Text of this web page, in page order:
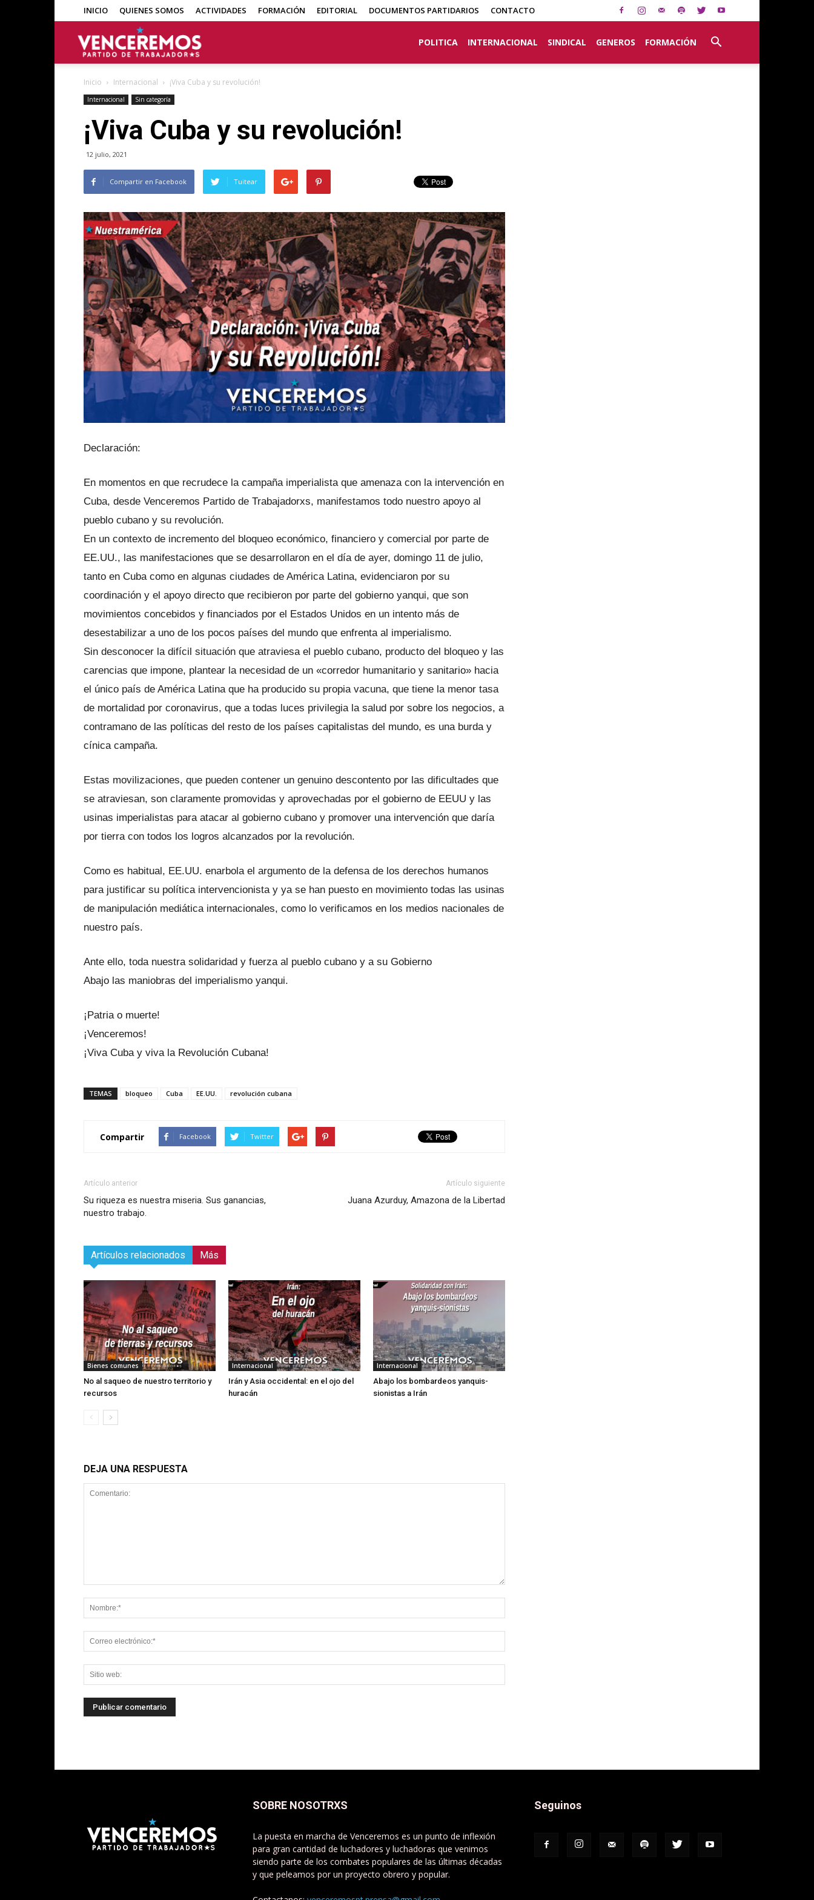
INICIO QUIENES SOMOS ACTIVIDADES FORMACIÓN EDITORIAL DOCUMENTOS PARTIDARIOS CONTACTO
POLITICA INTERNACIONAL SINDICAL GENEROS FORMACIÓN
Inicio Internacional ¡Viva Cuba y su revolución!
Internacional Sin categoría
¡Viva Cuba y su revolución!
12 julio, 2021
Compartir en Facebook Tuitear
Declaración:
En momentos en que recrudece la campaña imperialista que amenaza con la intervención en
Cuba, desde Venceremos Partido de Trabajadorxs, manifestamos todo nuestro apoyo al
pueblo cubano y su revolución.
En un contexto de incremento del bloqueo económico, financiero y comercial por parte de
EE.UU., las manifestaciones que se desarrollaron en el día de ayer, domingo 11 de julio,
tanto en Cuba como en algunas ciudades de América Latina, evidenciaron por su
coordinación y el apoyo directo que recibieron por parte del gobierno yanqui, que son
movimientos concebidos y financiados por el Estados Unidos en un intento más de
desestabilizar a uno de los pocos países del mundo que enfrenta al imperialismo.
Sin desconocer la difícil situación que atraviesa el pueblo cubano, producto del bloqueo y las
carencias que impone, plantear la necesidad de un «corredor humanitario y sanitario» hacia
el único país de América Latina que ha producido su propia vacuna, que tiene la menor tasa
de mortalidad por coronavirus, que a todas luces privilegia la salud por sobre los negocios, a
contramano de las políticas del resto de los países capitalistas del mundo, es una burda y
cínica campaña.
Estas movilizaciones, que pueden contener un genuino descontento por las dificultades que
se atraviesan, son claramente promovidas y aprovechadas por el gobierno de EEUU y las
usinas imperialistas para atacar al gobierno cubano y promover una intervención que daría
por tierra con todos los logros alcanzados por la revolución.
Como es habitual, EE.UU. enarbola el argumento de la defensa de los derechos humanos
para justificar su política intervencionista y ya se han puesto en movimiento todas las usinas
de manipulación mediática internacionales, como lo verificamos en los medios nacionales de
nuestro país.
Ante ello, toda nuestra solidaridad y fuerza al pueblo cubano y a su Gobierno
Abajo las maniobras del imperialismo yanqui.
¡Patria o muerte!
¡Venceremos!
¡Viva Cuba y viva la Revolución Cubana!
TEMAS bloqueo Cuba EE.UU. revolución cubana
Compartir Facebook Twitter
Artículo anterior
Su riqueza es nuestra miseria. Sus ganancias,
nuestro trabajo.
Artículo siguiente
Juana Azurduy, Amazona de la Libertad
Artículos relacionados Más
Bienes comunes
No al saqueo de nuestro territorio y
recursos
Internacional
Irán y Asia occidental: en el ojo del
huracán
Internacional
Abajo los bombardeos yanquis-
sionistas a Irán
DEJA UNA RESPUESTA
SOBRE NOSOTRXS
La puesta en marcha de Venceremos es un punto de inflexión
para gran cantidad de luchadores y luchadoras que venimos
siendo parte de los combates populares de las últimas décadas
y que peleamos por un proyecto obrero y popular.
Seguinos